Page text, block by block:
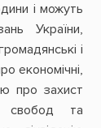
і можуть
України,
і
економічні,
про захист
свобод та